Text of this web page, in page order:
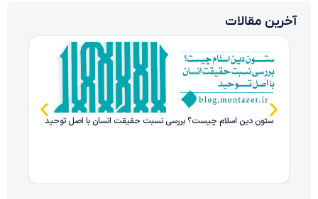
آخرین مقالات
ستون دین اسلام چیست؟ بررسی نسبت حقیقت انسان با اصل توحید